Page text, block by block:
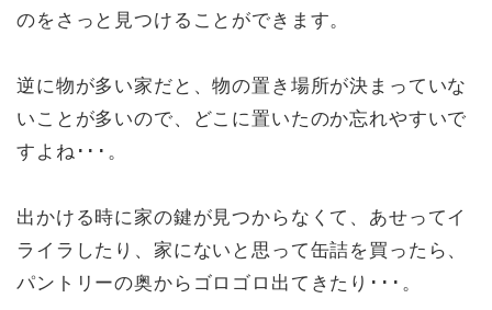
のをさっと見つけることができます。
逆に物が多い家だと、物の置き場所が決まっていな
いことが多いので、どこに置いたのか忘れやすいで
すよね･･･。
出かける時に家の鍵が見つからなくて、あせってイ
ライラしたり、家にないと思って缶詰を買ったら、
パントリーの奥からゴロゴロ出てきたり･･･。